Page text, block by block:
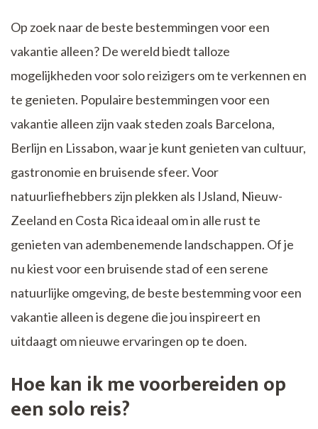
Op zoek naar de beste bestemmingen voor een
vakantie alleen? De wereld biedt talloze
mogelijkheden voor solo reizigers om te verkennen en
te genieten. Populaire bestemmingen voor een
vakantie alleen zijn vaak steden zoals Barcelona, ​​
Berlijn en Lissabon, waar je kunt genieten van cultuur,
gastronomie en bruisende sfeer. Voor
natuurliefhebbers zijn plekken als IJsland, Nieuw-
Zeeland en Costa Rica ideaal om in alle rust te
genieten van adembenemende landschappen. Of je
nu kiest voor een bruisende stad of een serene
natuurlijke omgeving, de beste bestemming voor een
vakantie alleen is degene die jou inspireert en
uitdaagt om nieuwe ervaringen op te doen.
Hoe kan ik me voorbereiden op
een solo reis?